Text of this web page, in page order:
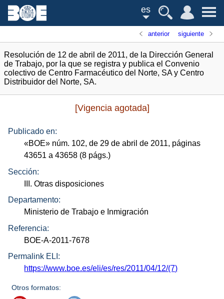
es
anterior siguiente
Resolución de 12 de abril de 2011, de la Dirección General
de Trabajo, por la que se registra y publica el Convenio
colectivo de Centro Farmacéutico del Norte, SA y Centro
Distribuidor del Norte, SA.
[Vigencia agotada]
Publicado en:
«BOE» núm. 102, de 29 de abril de 2011, páginas
43651 a 43658 (8 págs.)
Sección:
III. Otras disposiciones
Departamento:
Ministerio de Trabajo e Inmigración
Referencia:
BOE-A-2011-7678
Permalink ELI:
https://www.boe.es/eli/es/res/2011/04/12/(7)
Otros formatos: